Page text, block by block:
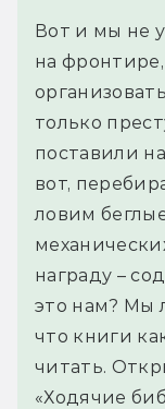
Вот и мы не
на
только
поставили
вот,
ловим
награду –
это нам? Мы
что книги
читать.
«Ходячие